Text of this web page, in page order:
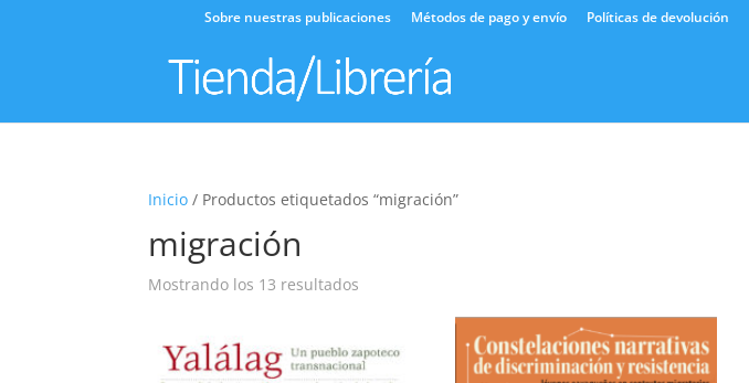
Sobre nuestras publicaciones Métodos de pago y envío Políticas de devolución
Inicio / Productos etiquetados “migración”
migración
Mostrando los 13 resultados
últimos